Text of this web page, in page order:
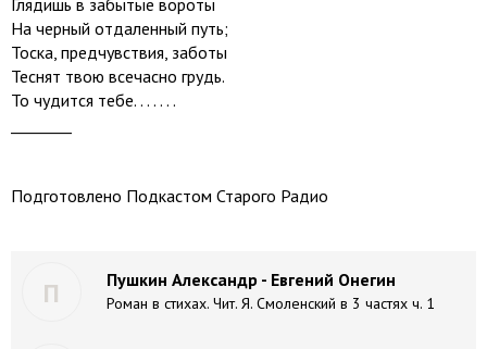
Глядишь в забытые вороты
На черный отдаленный путь;
Тоска, предчувствия, заботы
Теснят твою всечасно грудь.
То чудится тебе. . . . . . .
Подготовлено Подкастом Старого Радио
П Пушкин Александр - Евгений Онегин
Роман в стихах. Чит. Я. Смоленский в 3 частях ч. 1